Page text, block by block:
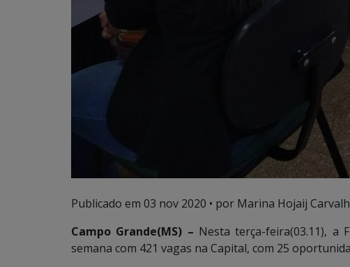
Publicado em 03 nov 2020 • por Marina Hojaij
Campo Grande(MS) – Nesta terça-feira(03.11), a
semana com 421 vagas na Capital, com 25